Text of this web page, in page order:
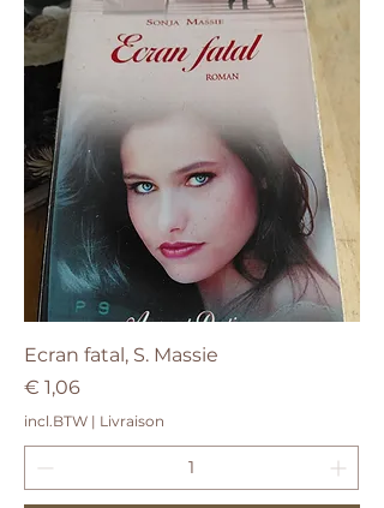
Ecran fatal, S. Massie
Prijs
€ 1,06
incl.BTW | Livraison